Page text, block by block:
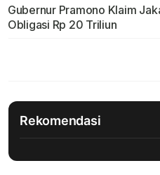
Gubernur Pramono Klaim
Obligasi Rp 20 Triliun
Rekomendasi